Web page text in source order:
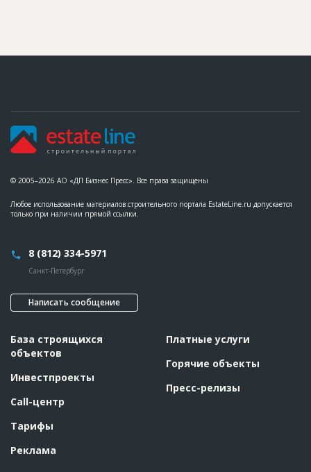
© 2005–2026 АО «ДП Бизнес Пресс». Все права защищены
Любое использование материалов строительного портала EstateLine.ru допускается
только при наличии прямой ссылки.
8 (812) 334-5971
Санкт-Петербург
Написать сообщение
База строящихся
объектов
Инвестпроекты
Call-центр
Тарифы
Реклама
Платные услуги
Горячие объекты
Пресс-релизы